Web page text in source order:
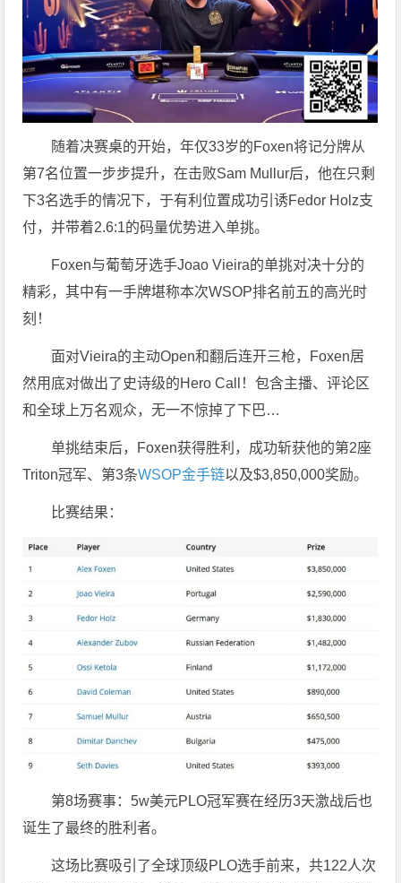
随着决赛桌的开始，年仅33岁的Foxen将记分牌从
第7名位置一步步提升，在击败Sam Mullur后，他在只剩
下3名选手的情况下，于有利位置成功引诱Fedor Holz支
付，并带着2.6:1的码量优势进入单挑。
Foxen与葡萄牙选手Joao Vieira的单挑对决十分的
精彩，其中有一手牌堪称本次WSOP排名前五的高光时
刻！
面对Vieira的主动Open和翻后连开三枪，Foxen居
然用底对做出了史诗级的Hero Call！包含主播、评论区
和全球上万名观众，无一不惊掉了下巴…
单挑结束后，Foxen获得胜利，成功斩获他的第2座
Triton冠军、第3条WSOP金手链以及$3,850,000奖励。
比赛结果：
第8场赛事：5w美元PLO冠军赛在经历3天激战后也
诞生了最终的胜利者。
这场比赛吸引了全球顶级PLO选手前来，共122人次